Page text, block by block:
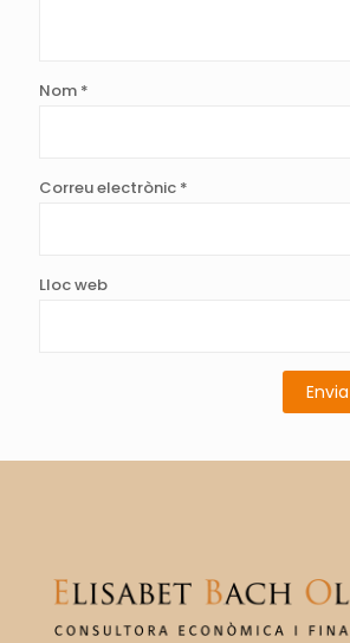
Nom *
Correu electrònic *
Lloc web